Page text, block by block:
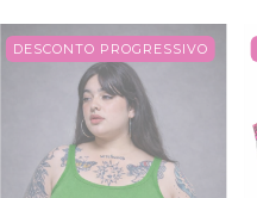
DESCONTO PROGRESSIVO